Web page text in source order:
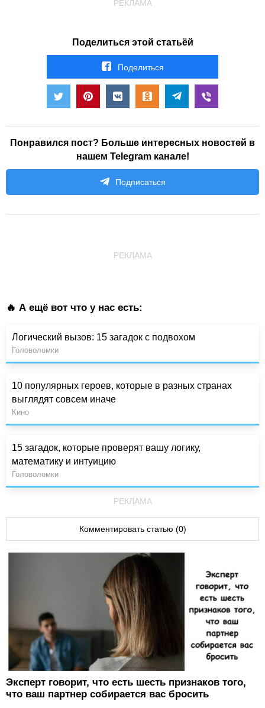
РЕКЛАМА
Поделиться этой статьёй
Поделиться
Понравился пост? Больше интересных новостей в
нашем Telegram канале!
Подписаться
РЕКЛАМА
🔥 А ещё вот что у нас есть:
Логический вызов: 15 загадок с подвохом
Головоломки
10 популярных героев, которые в разных странах
выглядят совсем иначе
Кино
15 загадок, которые проверят вашу логику,
математику и интуицию
Головоломки
РЕКЛАМА
Комментировать статью (0)
Эксперт говорит, что есть шесть признаков того,
что ваш партнер собирается вас бросить